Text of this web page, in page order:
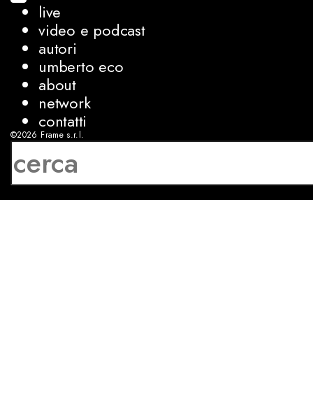
live
video e podcast
autori
umberto eco
about
network
contatti
©2026 Frame s.r.l.
P.IVA 08927250962
sviluppo:Luca Bunino